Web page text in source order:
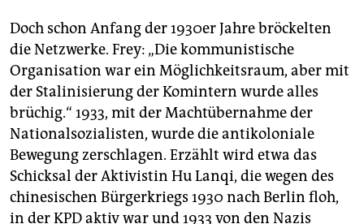
Doch schon Anfang der 1930er Jahre bröckelten
die Netzwerke. Frey: „Die kommunistische
Organisation war ein Möglichkeitsraum, aber mit
der Stalinisierung der Komintern wurde alles
brüchig.“ 1933, mit der Machtübernahme der
Nationalsozialisten, wurde die antikoloniale
Bewegung zerschlagen. Erzählt wird etwa das
Schicksal der Aktivistin Hu Lanqi, die wegen des
chinesischen Bürgerkriegs 1930 nach Berlin floh,
in der KPD aktiv war und 1933 von den Nazis